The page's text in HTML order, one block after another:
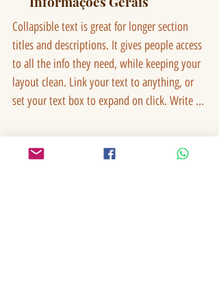
Collapsible text is great for longer section
titles and descriptions. It gives people access
to all the info they need, while keeping your
layout clean. Link your text to anything, or
set your text box to expand on click. Write